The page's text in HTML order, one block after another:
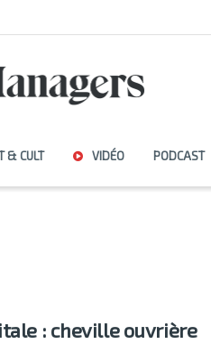
& CULT VIDÉO PODCAST
: cheville ouvrière